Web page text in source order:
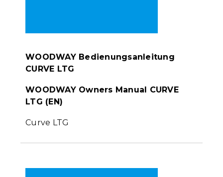
WOODWAY Bedienungsanleitung
CURVE LTG
WOODWAY Owners Manual CURVE
LTG (EN)
Curve LTG